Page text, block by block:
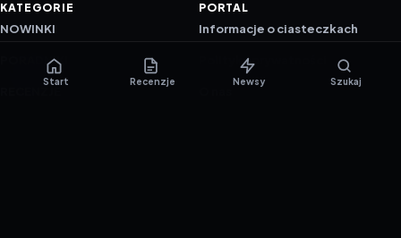
KATEGORIE
NOWINKI
PORADNIKI
PORTAL
Informacje o ciasteczkach
Polityka prywatności
Start Recenzje Newsy Szukaj